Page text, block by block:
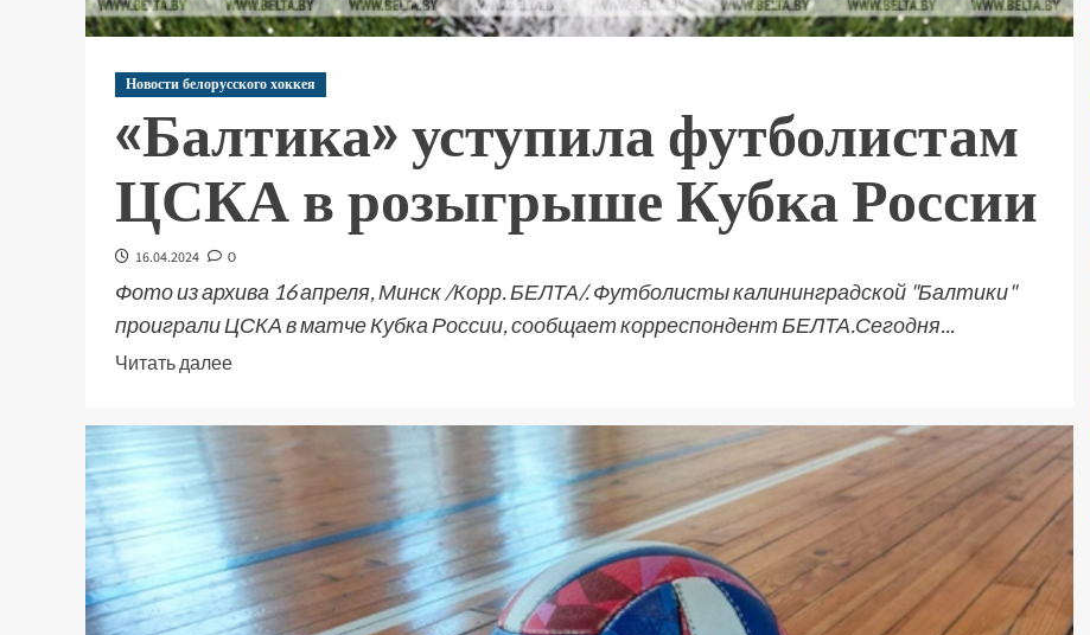
Новости белорусского хоккея
«Балтика» уступила футболистам
ЦСКА в розыгрыше Кубка России
16.04.2024 0
Фото из архива 16 апреля, Минск /Корр. БЕЛТА/. Футболисты калининградской "Балтики"
проиграли ЦСКА в матче Кубка России, сообщает корреспондент БЕЛТА.Сегодня...
Читать далее